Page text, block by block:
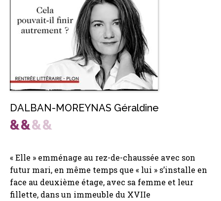
DALBAN-MOREYNAS Géraldine
« Elle » emménage au rez-de-chaussée avec son
futur mari, en même temps que « lui » s’installe en
face au deuxième étage, avec sa femme et leur
fillette, dans un immeuble du XVIIe